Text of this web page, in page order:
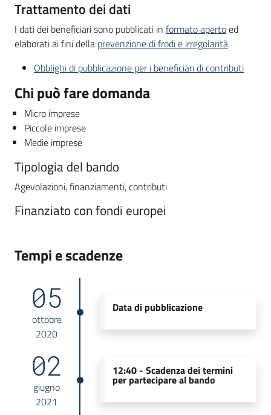
Trattamento dei dati
I dati dei beneficiari sono pubblicati in formato apertoed
elaborati ai fini della prevenzione di frodi e irregolarità
Obblighi di pubblicazione per i beneficiari di contributi
Chi può fare domanda
Micro imprese
Piccole imprese
Medie imprese
Tipologia del bando
Agevolazioni, finanziamenti, contributi
Finanziato con fondi europei
Tempi e scadenze
05
ottobre
2020
Data di pubblicazione
02
giugno
2021
12:40 - Scadenza dei termini
per partecipare al bando